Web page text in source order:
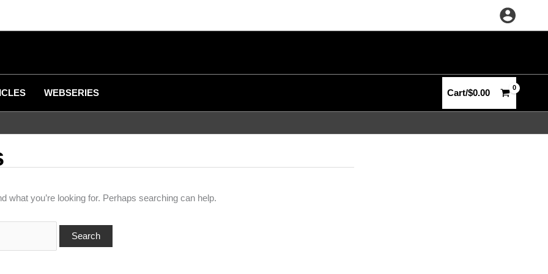
WEBSERIES Cart/$0.00
what you’re looking for. Perhaps searching can help.